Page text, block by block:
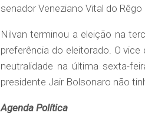
senador Veneziano Vital do
Nilvan terminou a eleição na
preferência do eleitorado. O
neutralidade na última sexta-
presidente Jair Bolsonaro não
Agenda Política